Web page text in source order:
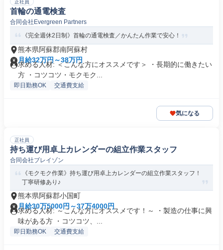
正社員
首輪の通電検査
合同会社Evergreen Partners
《完全週休2日制》首輪の通電検査／かんたん作業で安心！
熊本県阿蘇郡南阿蘇村
月給32万円～38万円
求める人材: ＜こんな方にオススメです＞ ・長期的に働きたい
方 ・コツコツ・モクモク...
即日勤務OK 交通費支給
気になる
正社員
持ち運び用卓上カレンダーの組立作業スタッフ
合同会社ブレイゾン
《モクモク作業》持ち運び用卓上カレンダーの組立作業スタッフ！
丁寧研修あり♪
熊本県阿蘇郡小国町
月給30万5000円～37万4000円
求める人材: ～こんな方にオススメです！～ ・製造の仕事に興
味がある方 ・コツコツ、...
即日勤務OK 交通費支給